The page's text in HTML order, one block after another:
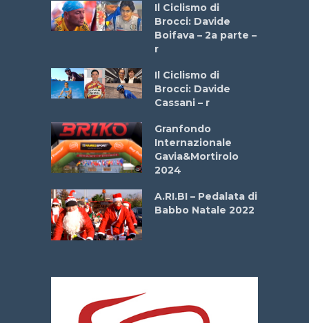
Il Ciclismo di
Brocci: Davide
Boifava – 2a parte –
r
Il Ciclismo di
Brocci: Davide
Cassani – r
Granfondo
Internazionale
Gavia&Mortirolo
2024
A.RI.BI – Pedalata di
Babbo Natale 2022